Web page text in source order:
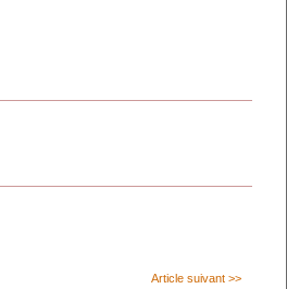
Article suivant >>